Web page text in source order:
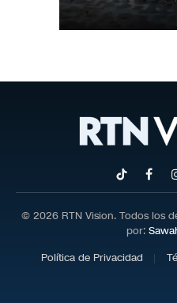
TikTok
© 2026 RTN Vision. Todos los
por:
Política de Privacidad